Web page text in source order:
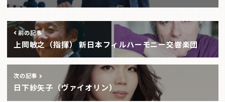
前の記事
上岡敏之（指揮） 新日本フィルハーモニー交響楽団
次の記事
日下紗矢子（ヴァイオリン）